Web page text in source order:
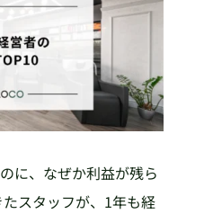
に、なぜか利益が残ら
スタッフが、1年も経